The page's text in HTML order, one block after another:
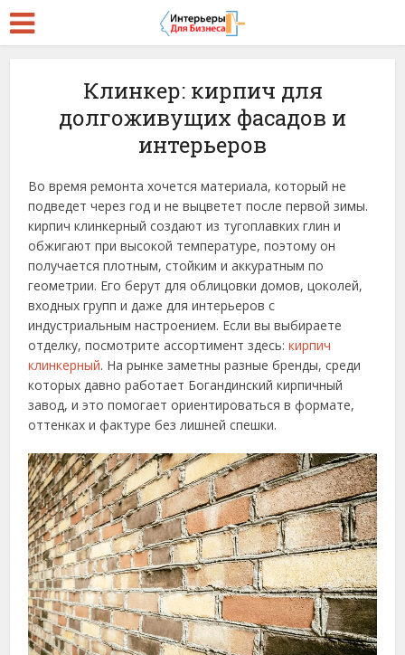
Клинкер: кирпич для
долгоживущих фасадов и
интерьеров
Во время ремонта хочется материала, который не
подведет через год и не выцветет после первой зимы.
кирпич клинкерный создают из тугоплавких глин и
обжигают при высокой температуре, поэтому он
получается плотным, стойким и аккуратным по
геометрии. Его берут для облицовки домов, цоколей,
входных групп и даже для интерьеров с
индустриальным настроением. Если вы выбираете
отделку, посмотрите ассортимент здесь:кирпич
клинкерный. На рынке заметны разные бренды, среди
которых давно работает Богандинский кирпичный
завод, и это помогает ориентироваться в формате,
оттенках и фактуре без лишней спешки.